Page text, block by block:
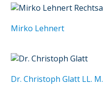
Mirko Lehnert
Dr. Christoph Glatt LL. M.